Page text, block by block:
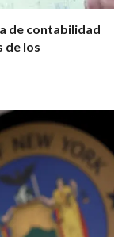
de contabilidad
de los